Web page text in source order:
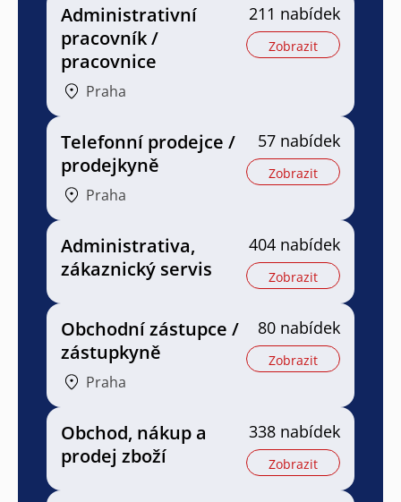
Administrativní
pracovník /
pracovnice
Praha
211 nabídek
Zobrazit
Telefonní prodejce /
prodejkyně
Praha
57 nabídek
Zobrazit
Administrativa,
zákaznický servis
404 nabídek
Zobrazit
Obchodní zástupce /
zástupkyně
Praha
80 nabídek
Zobrazit
Obchod, nákup a
prodej zboží
338 nabídek
Zobrazit